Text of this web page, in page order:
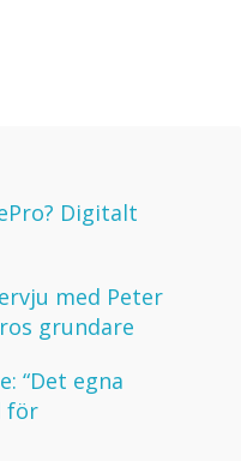
Digitalt
med Peter
grundare
“Det egna
för